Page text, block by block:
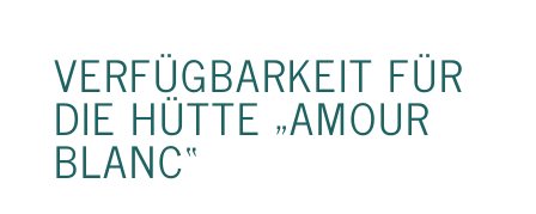
VERFÜGBARKEIT FÜR
DIE HÜTTE „AMOUR
BLANC“